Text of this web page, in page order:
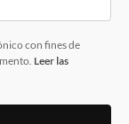
con fines de
Leer las